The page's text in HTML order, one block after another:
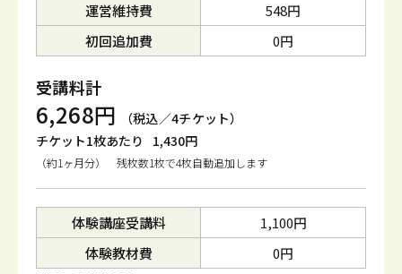
運営維持費
548円
初回追加費
0円
受講料計
6,268円
（税込／4チケット）
チケット1枚あたり
1,430円
（約1ヶ月分） 残枚数1枚で4枚自動追加します
体験講座受講料
1,100円
体験教材費
0円